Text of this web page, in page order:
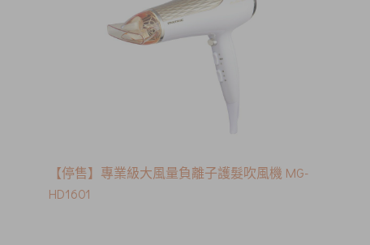
【停售】專業級大風量負離子護髮吹風機 MG-
HD1601